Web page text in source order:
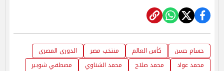
حسام حسن كأس العالم منتخب مصر
الدوري المصري
محمد عواد
محمد صلاح محمد الشناوي
مصطفي شوبير